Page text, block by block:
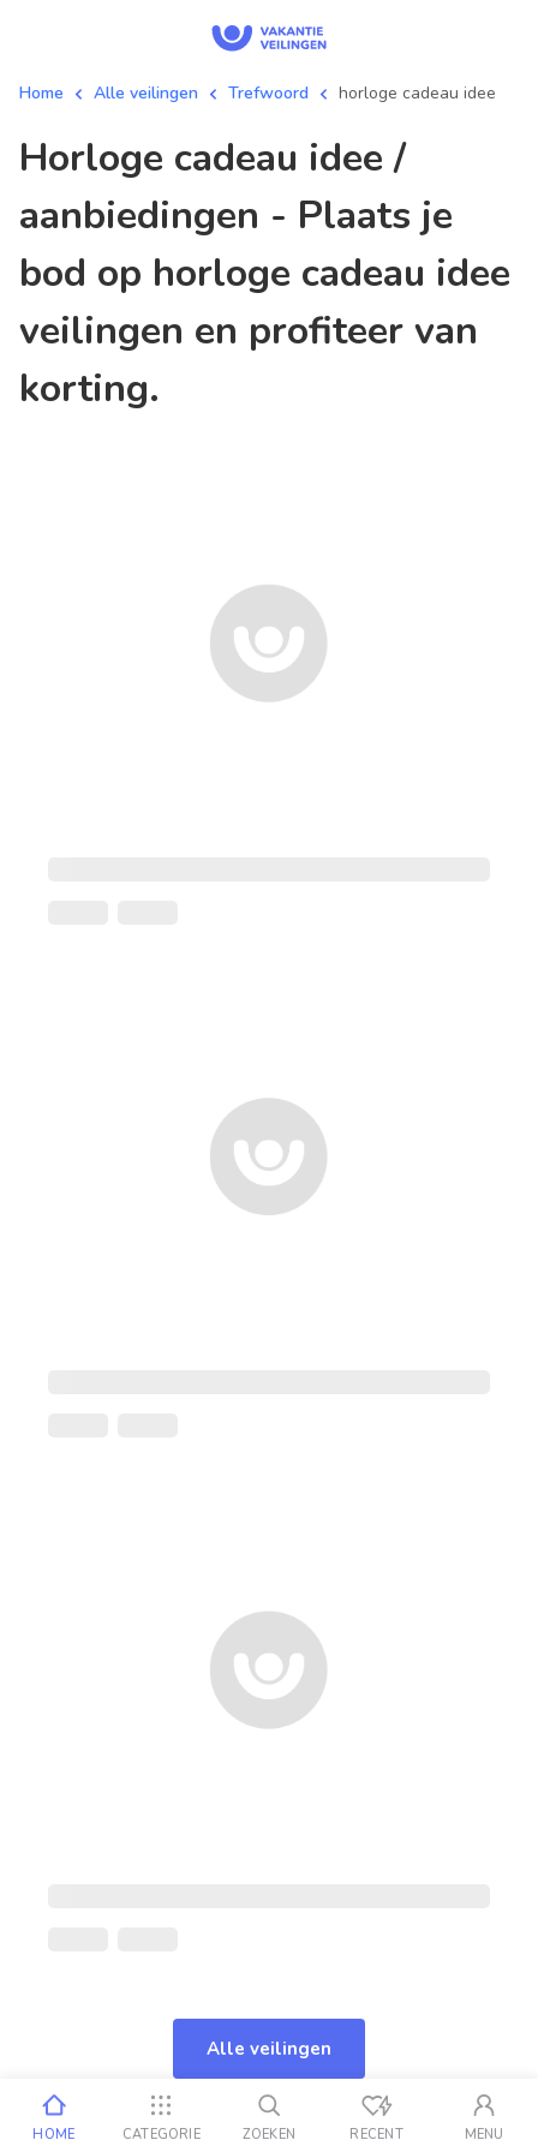
Home Alle veilingen Trefwoord horloge cadeau idee
horloge cadeau idee /
aanbiedingen - Plaats je
bod op horloge cadeau idee
veilingen en profiteer van
korting.
Alle veilingen
HOME CATEGORIE ZOEKEN RECENT MENU